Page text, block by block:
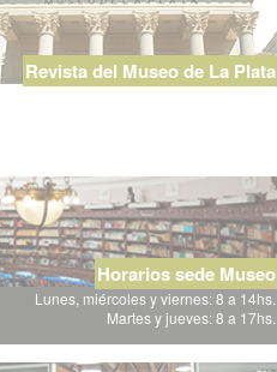
Revista del Museo de La Plata
Horarios sede Museo
Lunes, miércoles y viernes: 8 a 14hs.
Martes y jueves: 8 a 17hs.